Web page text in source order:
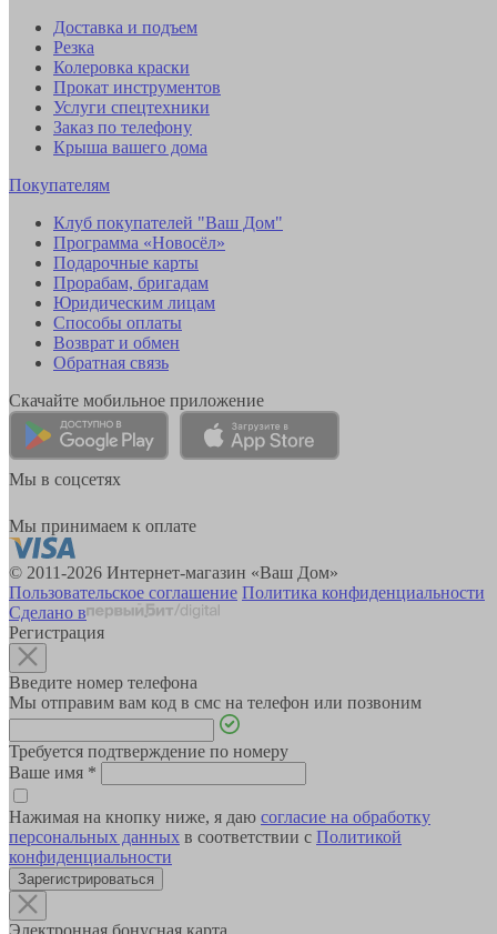
Доставка и подъем
Резка
Колеровка краски
Прокат инструментов
Услуги спецтехники
Заказ по телефону
Крыша вашего дома
Покупателям
Клуб покупателей "Ваш Дом"
Программа «Новосёл»
Подарочные карты
Прорабам, бригадам
Юридическим лицам
Способы оплаты
Возврат и обмен
Обратная связь
Скачайте мобильное приложение
Мы в соцсетях
Мы принимаем к оплате
© 2011-2026 Интернет-магазин «Ваш Дом»
Пользовательское соглашение Политика конфиденциальности
Сделано в
Регистрация
Введите номер телефона
Мы отправим вам код в смс на телефон или позвоним
Требуется подтверждение по номеру
Ваше имя *
Нажимая на кнопку ниже, я даю согласие на обработку
персональных данных в соответствии с Политикой
конфиденциальности
Зарегистрироваться